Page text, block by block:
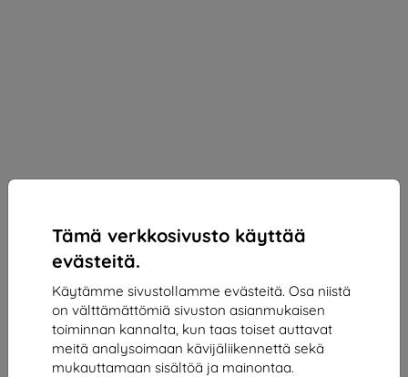
Tämä verkkosivusto käyttää
evästeitä.
Käytämme sivustollamme evästeitä. Osa niistä
on välttämättömiä sivuston asianmukaisen
toiminnan kannalta, kun taas toiset auttavat
meitä analysoimaan kävijäliikennettä sekä
mukauttamaan sisältöä ja mainontaa.
3mk Silky Matt Privacy Protective film for
Samsung Galaxy S23+
Samsung Galaxy S23+